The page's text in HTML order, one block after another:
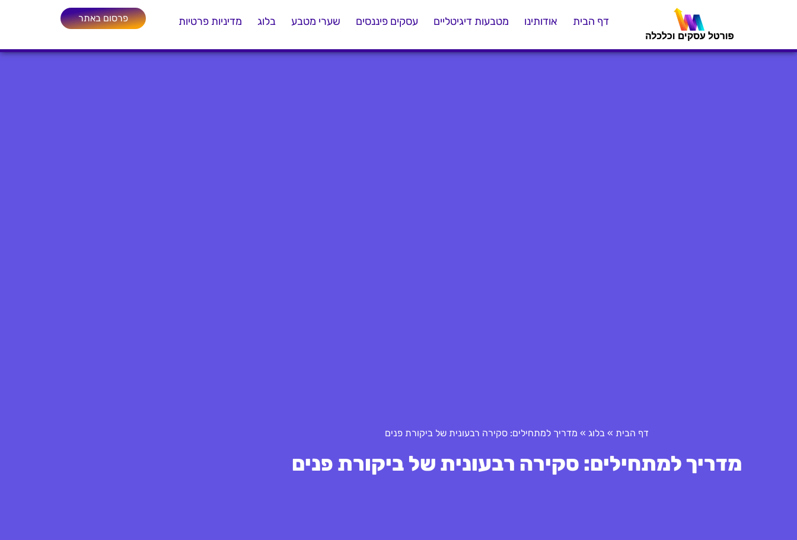
דף הבית אודותינו מטבעות דיגיטליים עסקים פיננסים שערי מטבע בלוג מדיניות פרטיות פרסום באתר
דף הבית » בלוג » מדריך למתחילים: סקירה רבעונית של ביקורת פנים
מדריך למתחילים: סקירה רבעונית של ביקורת פנים